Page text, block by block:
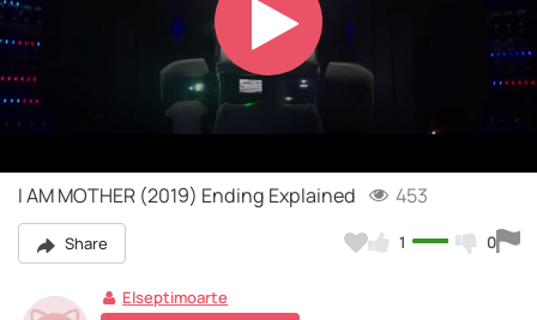
Play
Video
I AM MOTHER (2019) Ending Explained 453
Share 1 0
Elseptimoarte